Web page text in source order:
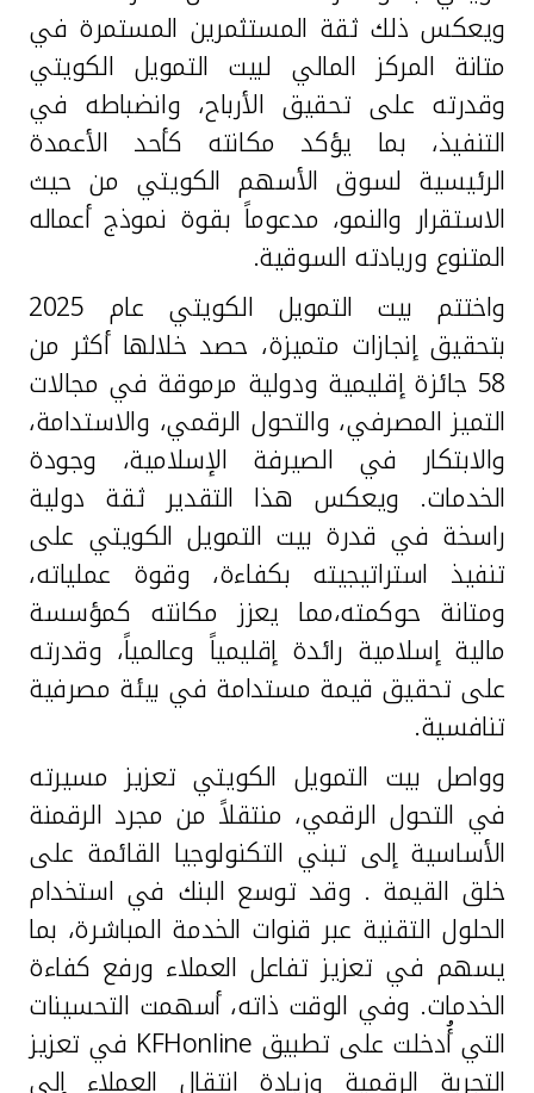
ويعكس ذلك ثقة المستثمرين المستمرة في
متانة المركز المالي لبيت التمويل الكويتي
وقدرته على تحقيق الأرباح، وانضباطه في
التنفيذ، بما يؤكد مكانته كأحد الأعمدة
الرئيسية لسوق الأسهم الكويتي من حيث
الاستقرار والنمو، مدعوماً بقوة نموذج أعماله
المتنوع وريادته السوقية.
واختتم بيت التمويل الكويتي عام 2025
بتحقيق إنجازات متميزة، حصد خلالها أكثر من
58 جائزة إقليمية ودولية مرموقة في مجالات
التميز المصرفي، والتحول الرقمي، والاستدامة،
والابتكار في الصيرفة الإسلامية، وجودة
الخدمات. ويعكس هذا التقدير ثقة دولية
راسخة في قدرة بيت التمويل الكويتي على
تنفيذ استراتيجيته بكفاءة، وقوة عملياته،
ومتانة حوكمته،مما يعزز مكانته كمؤسسة
مالية إسلامية رائدة إقليمياً وعالمياً، وقدرته
على تحقيق قيمة مستدامة في بيئة مصرفية
تنافسية.
وواصل بيت التمويل الكويتي تعزيز مسيرته
في التحول الرقمي، منتقلاً من مجرد الرقمنة
الأساسية إلى تبني التكنولوجيا القائمة على
خلق القيمة . وقد توسع البنك في استخدام
الحلول التقنية عبر قنوات الخدمة المباشرة، بما
يسهم في تعزيز تفاعل العملاء ورفع كفاءة
الخدمات. وفي الوقت ذاته، أسهمت التحسينات
التي أُدخلت على تطبيق KFHonline في تعزيز
التجربة الرقمية وزيادة انتقال العملاء إلى